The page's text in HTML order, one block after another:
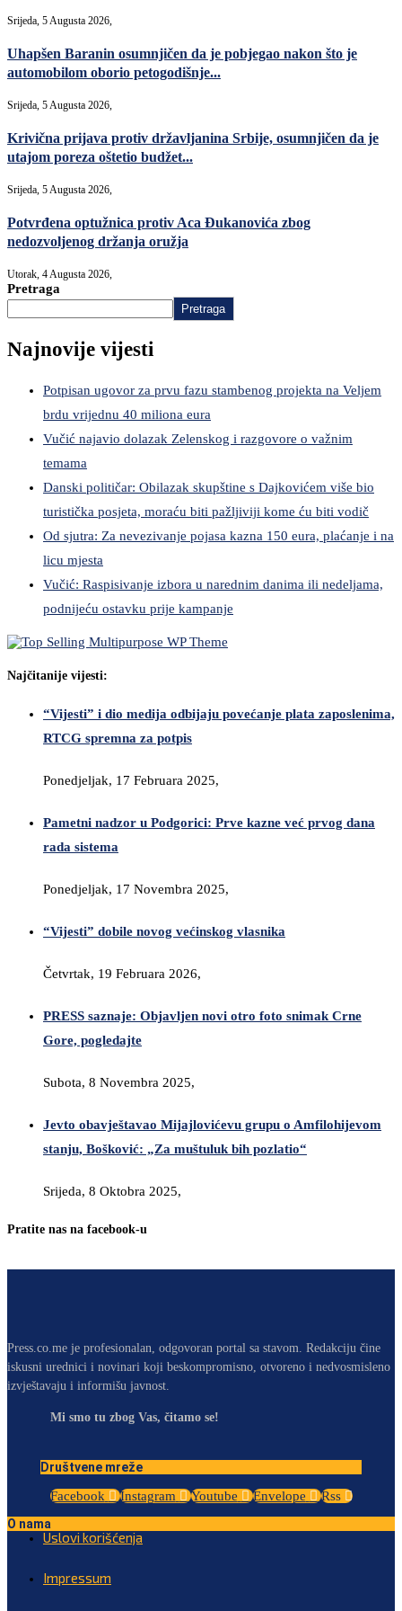
Srijeda, 5 Augusta 2026,
Uhapšen Baranin osumnjičen da je pobjegao nakon što je
automobilom oborio petogodišnje...
Srijeda, 5 Augusta 2026,
Krivična prijava protiv državljanina Srbije, osumnjičen da je
utajom poreza oštetio budžet...
Srijeda, 5 Augusta 2026,
Potvrđena optužnica protiv Aca Đukanovića zbog
nedozvoljenog držanja oružja
Utorak, 4 Augusta 2026,
Pretraga
Pretraga
Najnovije vijesti
Potpisan ugovor za prvu fazu stambenog projekta na Veljem
brdu vrijednu 40 miliona eura
Vučić najavio dolazak Zelenskog i razgovore o važnim
temama
Danski političar: Obilazak skupštine s Dajkovićem više bio
turistička posjeta, moraću biti pažljiviji kome ću biti vodič
Od sjutra: Za nevezivanje pojasa kazna 150 eura, plaćanje i na
licu mjesta
Vučić: Raspisivanje izbora u narednim danima ili nedeljama,
podnijeću ostavku prije kampanje
Najčitanije vijesti:
“Vijesti” i dio medija odbijaju povećanje plata zaposlenima,
RTCG spremna za potpis
Ponedjeljak, 17 Februara 2025,
Pametni nadzor u Podgorici: Prve kazne već prvog dana
rada sistema
Ponedjeljak, 17 Novembra 2025,
“Vijesti” dobile novog većinskog vlasnika
Četvrtak, 19 Februara 2026,
PRESS saznaje: Objavljen novi otro foto snimak Crne
Gore, pogledajte
Subota, 8 Novembra 2025,
Jevto obavještavao Mijajlovićevu grupu o Amfilohijevom
stanju, Bošković: „Za muštuluk bih pozlatio“
Srijeda, 8 Oktobra 2025,
Pratite nas na facebook-u
Press.co.me je profesionalan, odgovoran portal sa stavom. Redakciju čine
iskusni urednici i novinari koji beskompromisno, otvoreno i nedvosmisleno
izvještavaju i informišu javnost.
Mi smo tu zbog Vas, čitamo se!
Društvene mreže
Facebook
Instagram Youtube Envelope
Rss
O nama
Uslovi korišćenja
Impressum